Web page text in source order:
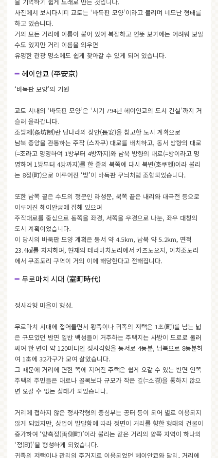
을 기억하기 쉽게 노래로 만든 것입니다.
사진에서 보시다시피 교토는 ‘바둑판 모양’이라고 불리며 네모난 형태를
하고 있습니다.
거의 모든 거리에 이름이 붙어 있어 복잡하고 언뜻 보기에는 어려워 보일
수도 있지만 거리 이름을 외우면
유명한 관광 명소에도 쉽게 찾아갈 수 있게 되어 있습니다.
헤이안쿄 (平安京)
‘바둑판 모양’의 기원
교토 시내의 ‘바둑판 모양’은 ‘서기 794년 헤이안쿄의 도시 건설’까지 거
슬러 올라갑니다.
조방제(条坊制)란 당나라의 장안(長安)을 참고한 도시 계획으로
남북 중앙을 관통하는 주작 (스자쿠) 대로를 배치하고, 동서 방향의 대로
(=조라고 명명하여 1방부터 4방까지)와 남북 방향의 대로(=방이라고 명
명하여 1방부터 4방까지)를 한 줄의 북쪽에 다시 북변(호쿠헨)이라 불리
는 8정(町)으로 이루어진 ‘방’이 바둑판 무늬처럼 조합되었습니다.
또한 남쪽 끝은 수도의 정문인 라성문, 북쪽 끝은 내리와 대극전 등으로
이루어진 헤이안궁에 접해 있으며
주작대로를 중심으로 동쪽을 좌경, 서쪽을 우경으로 나눈, 좌우 대칭의
도시 계획이었습니다.
이 당시의 바둑판 모양 계획은 동서 약 4.5km, 남북 약 5.2km, 면적
23.4㎢를 차지하며, 현재의 테라마치도리에서 카즈노오지, 이치조도리
에서 쿠조도리 구역이 거의 이에 해당한다고 전해집니다.
무로마치 시대 (室町時代)
정사각형 마을이 형성.
무로마치 시대에 접어들면서 황족이나 귀족의 저택은 1초(町)를 넘는 넓
은 규모였던 반면 일반 백성들이 거주하는 주택지는 사방이 도로로 둘러
싸여 한 변이 약 120미터인 정사각형을 동서로 4등분, 남북으로 8등분하
여 1초에 32가구가 모여 살았습니다.
그 때문에 거리에 면한 쪽에 지어진 주택은 쉽게 오갈 수 있는 반면 안쪽
주택의 주민들은 대로나 골목보다 규모가 작은 길(=소경)을 통하지 않으
면 오갈 수 없는 상태가 되었습니다.
거리에 접하지 않은 정사각형의 중심부는 공터 등이 되어 별로 이용되지
않게 되었지만, 상업이 발달함에 따라 정면이 거리를 향한 형태의 건물이
증가하여 ‘양측정(両側町)’이라 불리는 같은 거리의 양쪽 지역이 하나의
‘정(町)’을 형성하게 되었습니다.
귀족의 저택이나 관리의 주거지로 이용되었던 헤이안쿄와 달리, 거리에